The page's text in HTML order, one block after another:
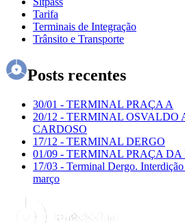
Tarifa
Terminais de Integração
Trânsito e Transporte
Posts recentes
30/01 - TERMINAL PRAÇA A
20/12 - TERMINAL OSVALDO
CARDOSO
17/12 - TERMINAL DERGO
01/09 - TERMINAL PRAÇA
17/03 - Terminal Dergo.
março